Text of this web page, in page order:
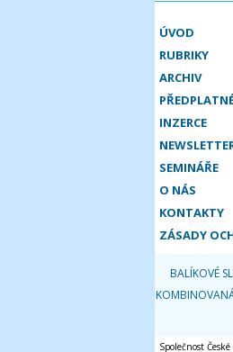
ÚVOD
RUBRIKY
ARCHIV
INZERCE
SEMINÁŘE
O NÁS
KONTAKTY
ZÁSADY
BALÍKOVÉ
Společnost